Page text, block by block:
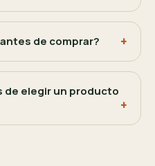
de comprar?
de elegir un producto